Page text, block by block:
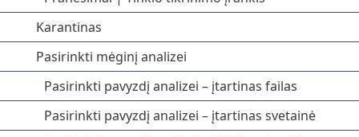
Karantinas
Pasirinkti mėginį analizei
Pasirinkti pavyzdį analizei – įtartinas failas
Pasirinkti pavyzdį analizei – įtartinas svetainė